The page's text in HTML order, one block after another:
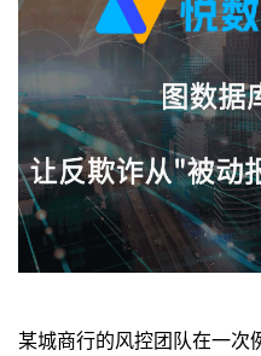
某城商行的风控团队在一次